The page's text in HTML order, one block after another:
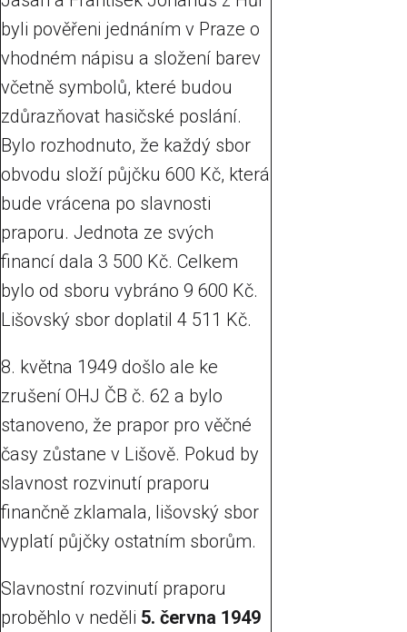
byli pověřeni jednáním v Praze o
vhodném nápisu a složení barev
včetně symbolů, které budou
zdůrazňovat hasičské poslání.
Bylo rozhodnuto, že každý sbor
obvodu složí půjčku 600 Kč, která
bude vrácena po slavnosti
praporu. Jednota ze svých
financí dala 3 500 Kč. Celkem
bylo od sboru vybráno 9 600 Kč.
Lišovský sbor doplatil 4 511 Kč.
8. května 1949 došlo ale ke
zrušení OHJ ČB č. 62 a bylo
stanoveno, že prapor pro věčné
časy zůstane v Lišově. Pokud by
slavnost rozvinutí praporu
finančně zklamala, lišovský sbor
vyplatí půjčky ostatním sborům.
Slavnostní rozvinutí praporu
proběhlo v neděli 5. června 1949